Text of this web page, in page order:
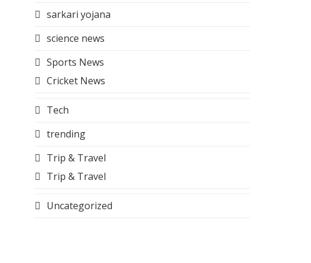
sarkari yojana
science news
Sports News
Cricket News
Tech
trending
Trip & Travel
Trip & Travel
Uncategorized